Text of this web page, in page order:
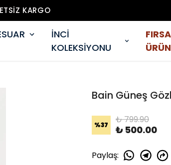
KARGO
İNCİ
KOLEKSİYONU
Bain Güneş
%37 ₺ 799.90
₺ 500.00
Paylaş: